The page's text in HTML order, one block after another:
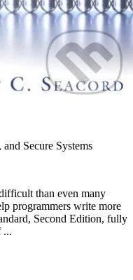
Secure Systems
than even many
programmers write more
Second Edition, fully
...